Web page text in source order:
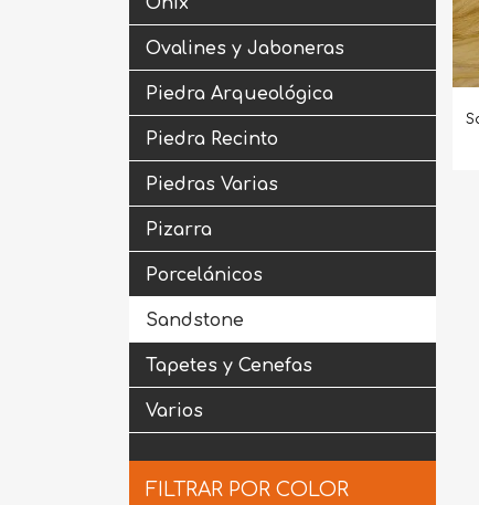
Ovalines y Jaboneras
Piedra Arqueológica
Piedra Recinto
Piedras Varias
Pizarra
Porcelánicos
Sandstone
Tapetes y Cenefas
Varios
FILTRAR POR COLOR